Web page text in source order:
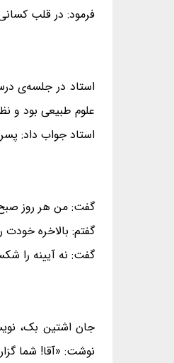
فرمود: در قلب
استاد در جلسه‌ی
علوم طبیعی بود و
استاد جواب داد:
گفت: من هر روز صبح
گفتم: بالاخره خودت
گفت: نه آیینه را
جان اشتین بک،
نوشت: «آقا! شما